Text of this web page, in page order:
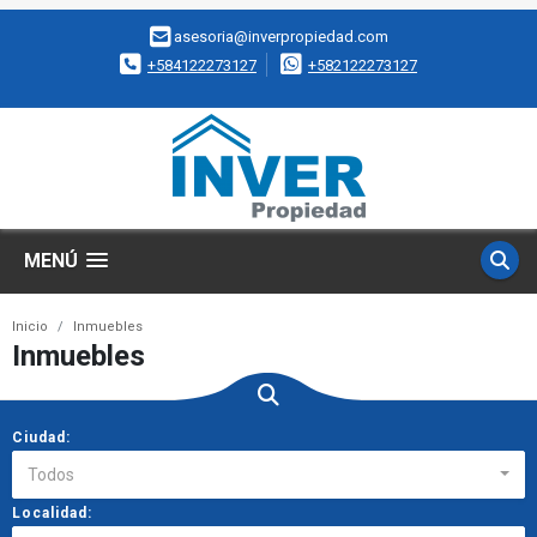
asesoria@inverpropiedad.com
+584122273127
+582122273127
MENÚ
Inicio Inmuebles
Inmuebles
Ciudad:
Todos
Localidad: